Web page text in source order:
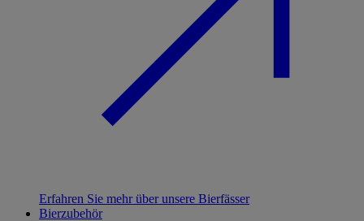
Erfahren Sie mehr über unsere Bierfässer
Bierzubehör